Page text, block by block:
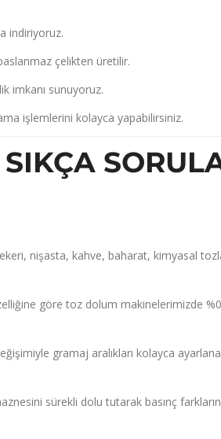
indiriyoruz.
çelikten üretilir.
imkanı sunuyoruz.
işlemlerini kolayca yapabilirsiniz.
nişasta, kahve, baharat, kimyasal
göre toz dolum makinelerimizde
gramaj aralıkları kolayca
sürekli dolu tutarak basınç